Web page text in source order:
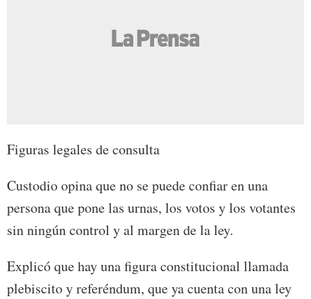
Figuras legales de consulta
Custodio opina que no se puede confiar en una
persona que pone las urnas, los votos y los votantes
sin ningún control y al margen de la ley.
Explicó que hay una figura constitucional llamada
plebiscito y referéndum, que ya cuenta con una ley